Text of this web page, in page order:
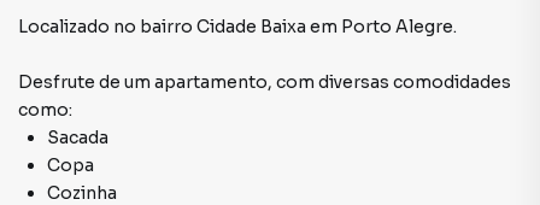
Localizado no bairro Cidade Baixa em Porto Alegre.
Desfrute de um apartamento, com diversas comodidades
como:
Sacada
Copa
Cozinha